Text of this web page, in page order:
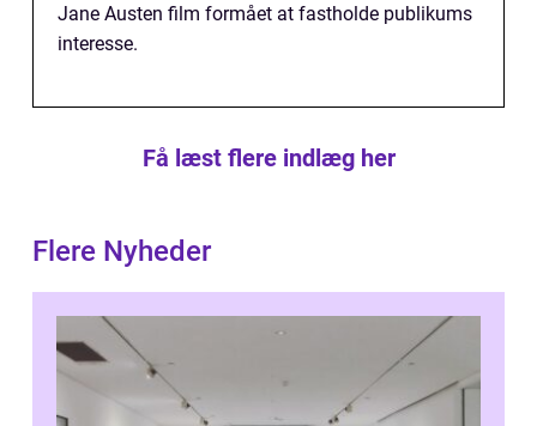
Jane Austen film formået at fastholde publikums
interesse.
Få læst flere indlæg her
Flere Nyheder